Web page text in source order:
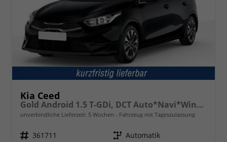
Kia Ceed
Gold Android 1.5 T-GDi, DCT Auto*Navi*WinterPak*Klimaauto*16"*Kamera*PrivacyGlas*
unverbindliche Lieferzeit: 5 Wochen Fahrzeug mit Tageszulassung
Fahrzeugnr. 361711 Getriebe Automatik